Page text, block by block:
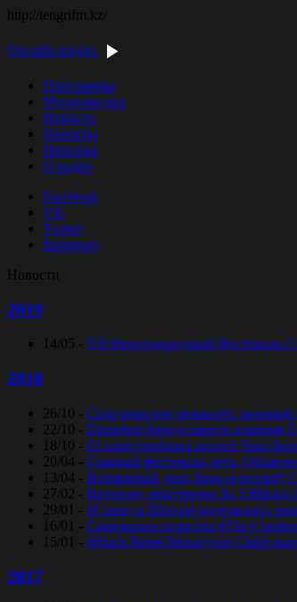
http://tengrifm.kz/
Онлайн-радио
Программы
Мультимедиа
Новости
Проекты
Персоны
О радио
Facebook
VK
Twitter
Instagram
Новости
2019
14/05 - VII Международный Фестиваль
2018
26/10 - Стал известен режиссёр,
22/10 - Disturbed #представили альбом#
18/10 - #5 известнейших песен# Чака
20/04 - Главный фестиваль лета.
13/04 - Всемирный день #рок-н-ролла#!
27/02 - Весеннее обострение № 3
29/01 - #Стинг и Шэгги# поделились
16/01 - Скончалась солистка #The
15/01 - #Black Rebel Motorcycle Club#
2017